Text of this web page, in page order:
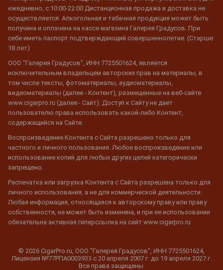
ежедневно, с 10:00-22:00 Дистанционная продажа и доставка не
осуществляется. Алкогольная и табачная продукция может быть
получена и оплачена на кассе магазина Галерея Градусов. При
себе иметь паспорт подтверждающий совершеннолетие. (Старше
18 лет)
ООО "Галерея Градусов", ИНН 7725501624, является
исключительным владельцем авторских прав на материалы, в
том числе тексты, фотоматериалы, аудиоматериалы,
видеоматериалы (далее - Контент), размещенные на веб-сайте
www.cigarpro.ru (далее - Сайт). Доступ к Сайту не дает
пользователю права использовать какой-либо Контент,
содержащийся на Сайте.
Воспроизведение Контента с Сайта разрешено только для
частного и личного пользования. Любое воспроизведение или
использование копий для любых других целей категорически
запрещено.
Распечатка или загрузка Контента с Сайта разрешена только для
личного использования, а не для коммерческой деятельности.
Любая информация, относящаяся к авторскому праву или праву
собственности, не может быть изменена, и при ее использовании
обязательна активная гиперссылка на сайт www.cigarpro.ru
© 2026 CigarPro.ru, ООО "Галерея Градусов", ИНН 7725501624,
Лицензия №77РПА0003933 c 20 апреля 2007 г. до 19 апреля 2027 г.
Все права защищены.